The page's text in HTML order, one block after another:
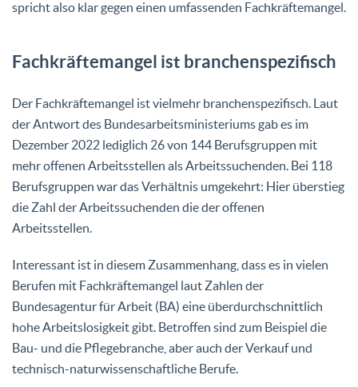
spricht also klar gegen einen umfassenden Fachkräftemangel.
Fachkräftemangel ist branchenspezifisch
Der Fachkräftemangel ist vielmehr branchenspezifisch. Laut
der Antwort des Bundesarbeitsministeriums gab es im
Dezember 2022 lediglich 26 von 144 Berufsgruppen mit
mehr offenen Arbeitsstellen als Arbeitssuchenden. Bei 118
Berufsgruppen war das Verhältnis umgekehrt: Hier überstieg
die Zahl der Arbeitssuchenden die der offenen
Arbeitsstellen.
Interessant ist in diesem Zusammenhang, dass es in vielen
Berufen mit Fachkräftemangel laut Zahlen der
Bundesagentur für Arbeit (BA) eine überdurchschnittlich
hohe Arbeitslosigkeit gibt. Betroffen sind zum Beispiel die
Bau- und die Pflegebranche, aber auch der Verkauf und
technisch-naturwissenschaftliche Berufe.